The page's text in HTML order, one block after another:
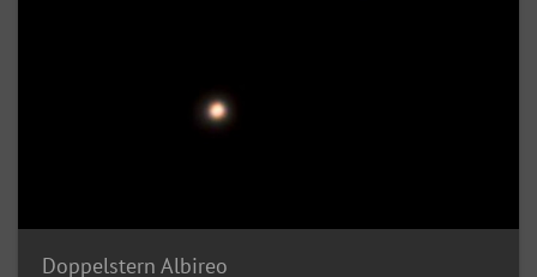
Doppelstern Albireo